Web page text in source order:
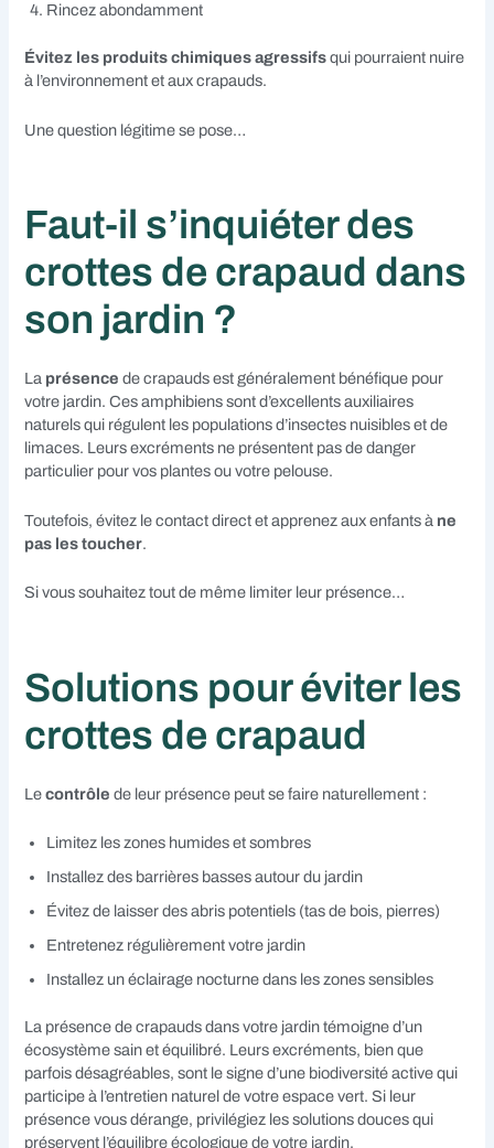
Rincez abondamment
Évitez les produits chimiques agressifsqui pourraient nuire
à l’environnement et aux crapauds.
Une question légitime se pose…
Faut-il s’inquiéter des
crottes de crapaud dans
son jardin ?
La présence de crapauds est généralement bénéfique pour
votre jardin. Ces amphibiens sont d’excellents auxiliaires
naturels qui régulent les populations d’insectes nuisibles et de
limaces. Leurs excréments ne présentent pas de danger
particulier pour vos plantes ou votre pelouse.
Toutefois, évitez le contact direct et apprenez aux enfants à ne
pas les toucher.
Si vous souhaitez tout de même limiter leur présence…
Solutions pour éviter les
crottes de crapaud
Lecontrôle de leur présence peut se faire naturellement :
Limitez les zones humides et sombres
Installez des barrières basses autour du jardin
Évitez de laisser des abris potentiels (tas de bois, pierres)
Entretenez régulièrement votre jardin
Installez un éclairage nocturne dans les zones sensibles
La présence de crapauds dans votre jardin témoigne d’un
écosystème sain et équilibré. Leurs excréments, bien que
parfois désagréables, sont le signe d’une biodiversité active qui
participe à l’entretien naturel de votre espace vert. Si leur
présence vous dérange, privilégiez les solutions douces qui
préservent l’équilibre écologique de votre jardin.